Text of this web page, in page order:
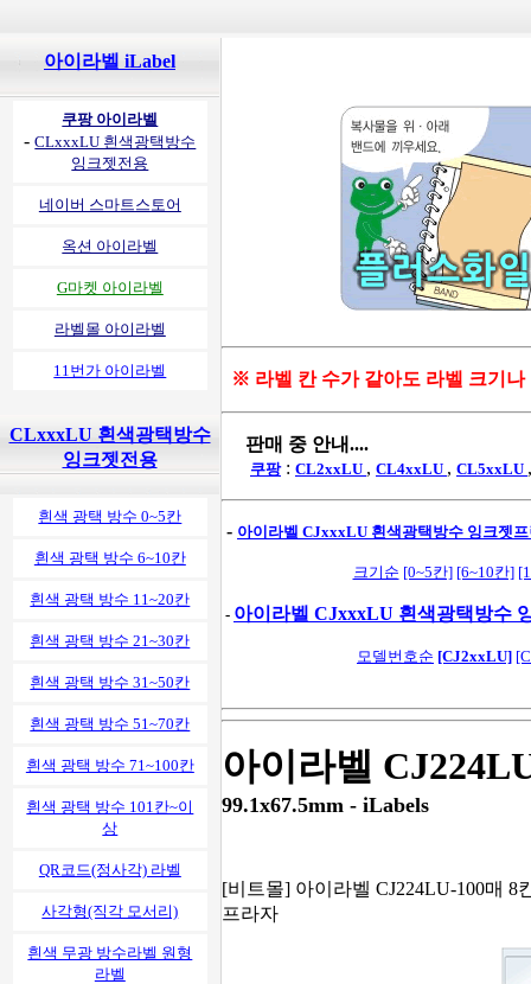
아이라벨 iLabel
쿠팡 아이라벨
-CLxxxLU 흰색광택방수
잉크젯전용
네이버 스마트스토어
옥션 아이라벨
G마켓 아이라벨
라벨몰 아이라벨
11번가 아이라벨
CLxxxLU 흰색광택방수
잉크젯전용
흰색 광택 방수 0~5칸
흰색 광택 방수 6~10칸
흰색 광택 방수 11~20칸
흰색 광택 방수 21~30칸
흰색 광택 방수 31~50칸
흰색 광택 방수 51~70칸
흰색 광택 방수 71~100칸
흰색 광택 방수 101칸~이
상
QR코드(정사각) 라벨
사각형(직각 모서리)
흰색 무광 방수라벨 원형
라벨
※ 라벨 칸 수가 같아도 라벨 크기나
판매 중 안내....
쿠팡: CL2xxLU , CL4xxLU , CL5xxLU
- 아이라벨 CJxxxLU 흰색광택방수 잉크젯
크기순 [0~5칸] [6~10칸]
- 아이라벨 CJxxxLU 흰색광택방수
모델번호순 [CJ2xxLU]
아이라벨
99.1x67.5mm - iLabels
[비트몰] 아이라벨 CJ224LU-100매 8
프라자